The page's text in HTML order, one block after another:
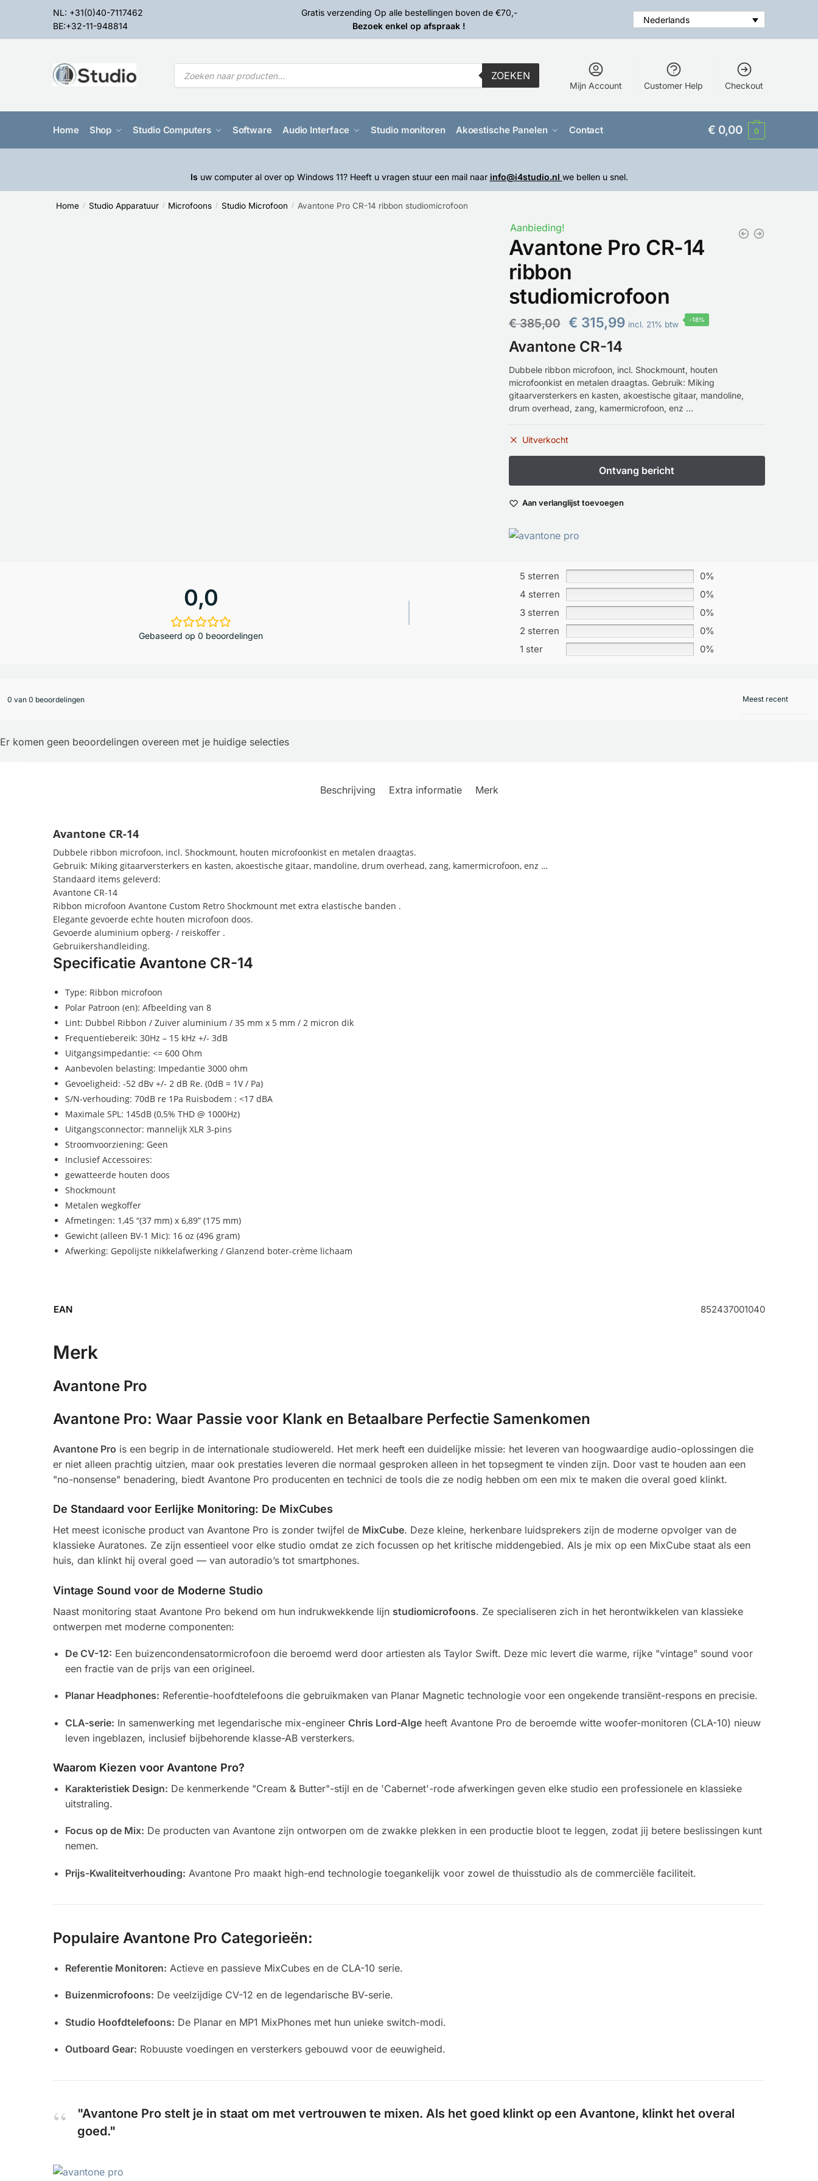
NL: +31(0)40-7117462
BE:+32-11-948814
Gratis verzending Op alle bestellingen boven de €70,-
Bezoek enkel op afspraak !
Nederlands
ZOEKEN
Mijn Account Customer Help Checkout
Home Shop Studio Computers Software Audio Interface Studio monitoren Akoestische Panelen Contact € 0,00 0
Is uw computer al over op Windows 11? Heeft u vragen stuur een mail naar info@i4studio.nl we bellen u snel.
Home / Studio Apparatuur / Microfoons / Studio Microfoon / Avantone Pro CR-14 ribbon studiomicrofoon
Aanbieding!
Avantone Pro CR-14
ribbon
studiomicrofoon
€385,00 € 315,99 incl. 21% btw -18%
Avantone CR-14
Dubbele ribbon microfoon, incl. Shockmount, houten
microfoonkist en metalen draagtas. Gebruik: Miking
gitaarversterkers en kasten, akoestische gitaar, mandoline,
drum overhead, zang, kamermicrofoon, enz …
Uitverkocht
Aan verlanglijst toevoegen
0,0
Gebaseerd op 0 beoordelingen
5 sterren
0%
4 sterren
0%
3 sterren
0%
2 sterren
0%
1 ster
0%
0 van 0 beoordelingen
Er komen geen beoordelingen overeen met je huidige selecties
Beschrijving Extra informatie Merk
Avantone CR-14
Dubbele ribbon microfoon, incl. Shockmount, houten microfoonkist en metalen draagtas.
Gebruik: Miking gitaarversterkers en kasten, akoestische gitaar, mandoline, drum overhead, zang, kamermicrofoon, enz …
Standaard items geleverd:
Avantone CR-14
Ribbon microfoon Avantone Custom Retro Shockmount met extra elastische banden .
Elegante gevoerde echte houten microfoon doos.
Gevoerde aluminium opberg- / reiskoffer .
Gebruikershandleiding.
Specificatie Avantone CR-14
Type: Ribbon microfoon
Polar Patroon (en): Afbeelding van 8
Lint: Dubbel Ribbon / Zuiver aluminium / 35 mm x 5 mm / 2 micron dik
Frequentiebereik: 30Hz – 15 kHz +/- 3dB
Uitgangsimpedantie: <= 600 Ohm
Aanbevolen belasting: Impedantie 3000 ohm
Gevoeligheid: -52 dBv +/- 2 dB Re. (0dB = 1V / Pa)
S/N-verhouding: 70dB re 1Pa Ruisbodem : <17 dBA
Maximale SPL: 145dB (0,5% THD @ 1000Hz)
Uitgangsconnector: mannelijk XLR 3-pins
Stroomvoorziening: Geen
Inclusief Accessoires:
gewatteerde houten doos
Shockmount
Metalen wegkoffer
Afmetingen: 1,45 “(37 mm) x 6,89” (175 mm)
Gewicht (alleen BV-1 Mic): 16 oz (496 gram)
Afwerking: Gepolijste nikkelafwerking / Glanzend boter-crème lichaam
EAN 852437001040
Merk
Avantone Pro
Avantone Pro: Waar Passie voor Klank en Betaalbare Perfectie Samenkomen
Avantone Pro is een begrip in de internationale studiowereld. Het merk heeft een duidelijke missie: het leveren van hoogwaardige audio-oplossingen die
er niet alleen prachtig uitzien, maar ook prestaties leveren die normaal gesproken alleen in het topsegment te vinden zijn. Door vast te houden aan een
"no-nonsense" benadering, biedt Avantone Pro producenten en technici de tools die ze nodig hebben om een mix te maken die overal goed klinkt.
De Standaard voor Eerlijke Monitoring: De MixCubes
Het meest iconische product van Avantone Pro is zonder twijfel de MixCube. Deze kleine, herkenbare luidsprekers zijn de moderne opvolger van de
klassieke Auratones. Ze zijn essentieel voor elke studio omdat ze zich focussen op het kritische middengebied. Als je mix op een MixCube staat als een
huis, dan klinkt hij overal goed — van autoradio’s tot smartphones.
Vintage Sound voor de Moderne Studio
Naast monitoring staat Avantone Pro bekend om hun indrukwekkende lijn studiomicrofoons. Ze specialiseren zich in het herontwikkelen van klassieke
ontwerpen met moderne componenten:
De CV-12: Een buizencondensatormicrofoon die beroemd werd door artiesten als Taylor Swift. Deze mic levert die warme, rijke "vintage" sound voor
een fractie van de prijs van een origineel.
Planar Headphones: Referentie-hoofdtelefoons die gebruikmaken van Planar Magnetic technologie voor een ongekende transiënt-respons en precisie.
CLA-serie: In samenwerking met legendarische mix-engineerChris Lord-Alge heeft Avantone Pro de beroemde witte woofer-monitoren (CLA-10) nieuw
leven ingeblazen, inclusief bijbehorende klasse-AB versterkers.
Waarom Kiezen voor Avantone Pro?
Karakteristiek Design: De kenmerkende "Cream & Butter"-stijl en de 'Cabernet'-rode afwerkingen geven elke studio een professionele en klassieke
uitstraling.
Focus op de Mix: De producten van Avantone zijn ontworpen om de zwakke plekken in een productie bloot te leggen, zodat jij betere beslissingen kunt
nemen.
Prijs-Kwaliteitverhouding: Avantone Pro maakt high-end technologie toegankelijk voor zowel de thuisstudio als de commerciële faciliteit.
Populaire Avantone Pro Categorieën:
Referentie Monitoren: Actieve en passieve MixCubes en de CLA-10 serie.
Buizenmicrofoons: De veelzijdige CV-12 en de legendarische BV-serie.
Studio Hoofdtelefoons: De Planar en MP1 MixPhones met hun unieke switch-modi.
Outboard Gear: Robuuste voedingen en versterkers gebouwd voor de eeuwigheid.
"Avantone Pro stelt je in staat om met vertrouwen te mixen. Als het goed klinkt op een Avantone, klinkt het overal
goed."